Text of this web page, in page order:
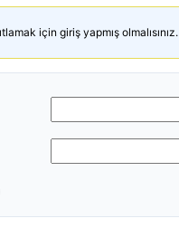
için giriş yapmış olmalısınız.